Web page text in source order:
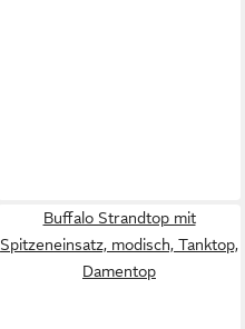
Buffalo Strandtop mit
Spitzeneinsatz, modisch, Tanktop,
Damentop